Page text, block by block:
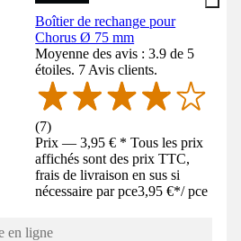
Boîtier de rechange pour
Chorus Ø 75 mm
Moyenne des avis : 3.9 de 5
étoiles. 7 Avis clients.
(7)
Prix — 3,95 € * Tous les prix
affichés sont des prix TTC,
frais de livraison en sus si
nécessaire par pce3,95 €*/ pce
en ligne